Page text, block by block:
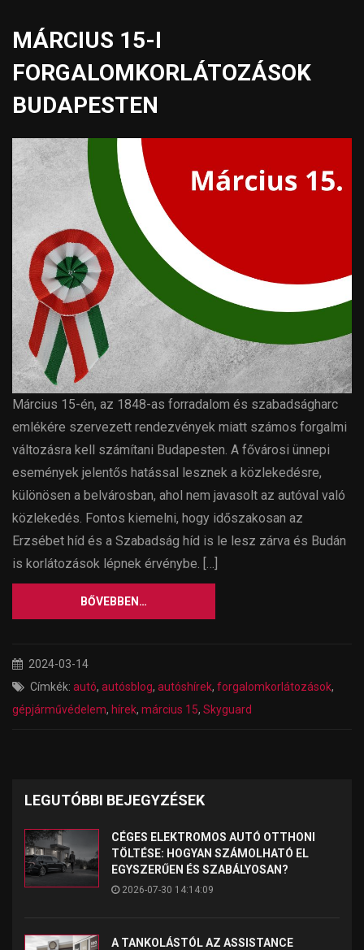
MÁRCIUS 15-I
FORGALOMKORLÁTOZÁSOK
BUDAPESTEN
Március 15-én, az 1848-as forradalom és szabadságharc
emlékére szervezett rendezvények miatt számos forgalmi
változásra kell számítani Budapesten. A fővárosi ünnepi
események jelentős hatással lesznek a közlekedésre,
különösen a belvárosban, ahol nem javasolt az autóval való
közlekedés. Fontos kiemelni, hogy időszakosan az
Erzsébet híd és a Szabadság híd is le lesz zárva és Budán
is korlátozások lépnek érvénybe. […]
BŐVEBBEN…
2024-03-14
Címkék: autó, autósblog, autóshírek, forgalomkorlátozások,
gépjárművédelem, hírek, március 15, Skyguard
LEGUTÓBBI BEJEGYZÉSEK
CÉGES ELEKTROMOS AUTÓ OTTHONI
TÖLTÉSE: HOGYAN SZÁMOLHATÓ EL
EGYSZERŰEN ÉS SZABÁLYOSAN?
2026-07-30 14:14:09
A TANKOLÁSTÓL AZ ASSISTANCE